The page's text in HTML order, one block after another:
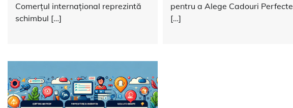
Comerțul internațional reprezintă
schimbul […]
pentru a Alege Cadouri Perfecte
[…]